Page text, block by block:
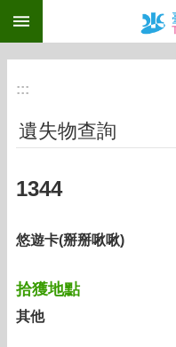
跳到主要內容區塊
:::
遺失物查詢
1344
悠遊卡(掰掰啾啾)
拾獲地點
其他